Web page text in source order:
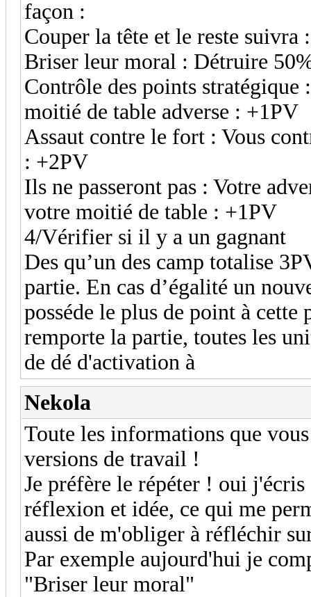
façon :
Couper la tête et le reste
Briser leur moral : Détruire
Contrôle des points
moitié de table adverse : +1PV
Assaut contre le fort : Vous
: +2PV
Ils ne passeront pas : Votre
votre moitié de table : +1PV
4/Vérifier si il y a un gagnant
Des qu’un des camp totalise
partie. En cas d’égalité un
posséde le plus de point à
remporte la partie, toutes les
de dé d'activation à
Nekola
Toute les informations que
versions de travail !
Je préfère le répéter ! oui j'écris
réflexion et idée, ce qui me
aussi de m'obliger à réfléchir
Par exemple aujourd'hui je
"Briser leur moral"